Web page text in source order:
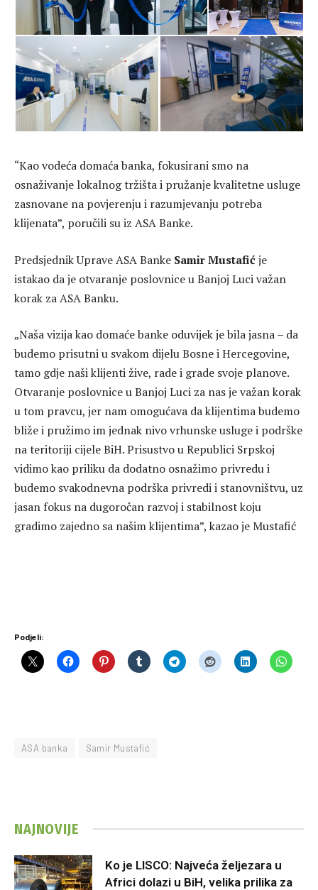
“Kao vodeća domaća banka, fokusirani smo na
osnaživanje lokalnog tržišta i pružanje kvalitetne usluge
zasnovane na povjerenju i razumjevanju potreba
klijenata”, poručili su iz ASA Banke.
Predsjednik Uprave ASA Banke Samir Mustafićje
istakao da je otvaranje poslovnice u Banjoj Luci važan
korak za ASA Banku.
„Naša vizija kao domaće banke oduvijek je bila jasna – da
budemo prisutni u svakom dijelu Bosne i Hercegovine,
tamo gdje naši klijenti žive, rade i grade svoje planove.
Otvaranje poslovnice u Banjoj Luci za nas je važan korak
u tom pravcu, jer nam omogućava da klijentima budemo
bliže i pružimo im jednak nivo vrhunske usluge i podrške
na teritoriji cijele BiH. Prisustvo u Republici Srpskoj
vidimo kao priliku da dodatno osnažimo privredu i
budemo svakodnevna podrška privredi i stanovništvu, uz
jasan fokus na dugoročan razvoj i stabilnost koju
gradimo zajedno sa našim klijentima”, kazao je Mustafić
Podjeli:
ASA banka Samir Mustafić
NAJNOVIJE
Ko je LISCO: Najveća željezara u
Africi dolazi u BiH, velika prilika za